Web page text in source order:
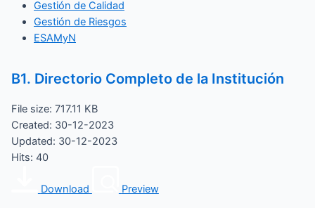
Gestión de Calidad
Gestión de Riesgos
ESAMyN
B1. Directorio Completo de la Institución
File size: 717.11 KB
Created: 30-12-2023
Updated: 30-12-2023
Hits: 40
Download Preview